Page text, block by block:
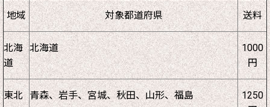
地域 対象都道府県 送料
北海
道
北海道
1000
円
東北 青森、岩手、宮城、秋田、山形、福島
1250